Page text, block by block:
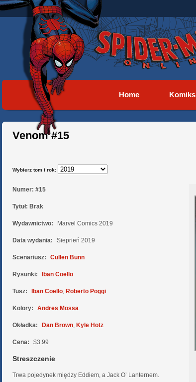
Home Komiks
Venom #15
Wybierz tom i rok:
Numer: #15
Tytuł: Brak
Wydawnictwo: Marvel Comics 2019
Data wydania: Sieprień 2019
Scenariusz: Cullen Bunn
Rysunki: Iban Coello
Tusz: Iban Coello, Roberto Poggi
Kolory: Andres Mossa
Okładka: Dan Brown, Kyle Hotz
Cena: $3.99
Streszczenie
Trwa pojedynek między Eddiem, a Jack O’ Lanternem.